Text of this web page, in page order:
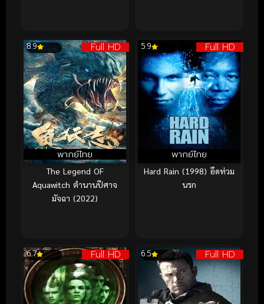
Full HD
พากย์ไทย
8.9
The Legend OF
Aquawitch ตำนานปีศาจ
มัจฉา (2022)
Full HD
พากย์ไทย
5.9
Hard Rain (1998) อึดท่วม
นรก
Full HD
6.7 Full HD
6.5